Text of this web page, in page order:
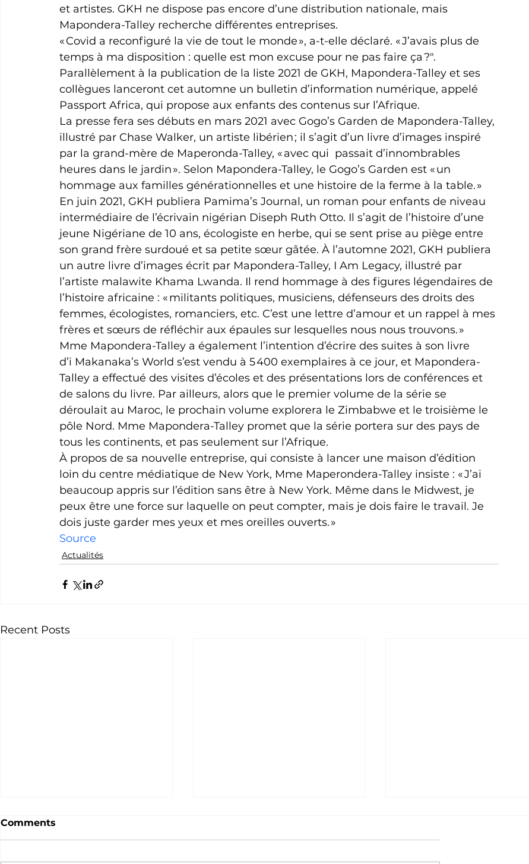
et artistes. GKH ne dispose pas encore d’une distribution nationale, mais
Mapondera-Talley recherche différentes entreprises.
« Covid a reconfiguré la vie de tout le monde », a-t-elle déclaré. « J’avais plus de
temps à ma disposition : quelle est mon excuse pour ne pas faire ça ?".
Parallèlement à la publication de la liste 2021 de GKH, Mapondera-Talley et ses
collègues lanceront cet automne un bulletin d’information numérique, appelé
Passport Africa, qui propose aux enfants des contenus sur l’Afrique.
La presse fera ses débuts en mars 2021 avec Gogo’s Garden de Mapondera-Talley,
illustré par Chase Walker, un artiste libérien ; il s’agit d’un livre d’images inspiré
par la grand-mère de Maperonda-Talley, « avec qui passait d’innombrables
heures dans le jardin ». Selon Mapondera-Talley, le Gogo’s Garden est « un
hommage aux familles générationnelles et une histoire de la ferme à la table. »
En juin 2021, GKH publiera Pamima’s Journal, un roman pour enfants de niveau
intermédiaire de l’écrivain nigérian Diseph Ruth Otto. Il s’agit de l’histoire d’une
jeune Nigériane de 10 ans, écologiste en herbe, qui se sent prise au piège entre
son grand frère surdoué et sa petite sœur gâtée. À l’automne 2021, GKH publiera
un autre livre d’images écrit par Mapondera-Talley, I Am Legacy, illustré par
l’artiste malawite Khama Lwanda. Il rend hommage à des figures légendaires de
l’histoire africaine : « militants politiques, musiciens, défenseurs des droits des
femmes, écologistes, romanciers, etc. C’est une lettre d’amour et un rappel à mes
frères et sœurs de réfléchir aux épaules sur lesquelles nous nous trouvons. »
Mme Mapondera-Talley a également l’intention d’écrire des suites à son livre
d’i Makanaka’s World s’est vendu à 5 400 exemplaires à ce jour, et Mapondera-
Talley a effectué des visites d’écoles et des présentations lors de conférences et
de salons du livre. Par ailleurs, alors que le premier volume de la série se
déroulait au Maroc, le prochain volume explorera le Zimbabwe et le troisième le
pôle Nord. Mme Mapondera-Talley promet que la série portera sur des pays de
tous les continents, et pas seulement sur l’Afrique.
À propos de sa nouvelle entreprise, qui consiste à lancer une maison d’édition
loin du centre médiatique de New York, Mme Maperondera-Talley insiste : « J’ai
beaucoup appris sur l’édition sans être à New York. Même dans le Midwest, je
peux être une force sur laquelle on peut compter, mais je dois faire le travail. Je
dois juste garder mes yeux et mes oreilles ouverts. »
Source
Actualités
Recent Posts
Comments